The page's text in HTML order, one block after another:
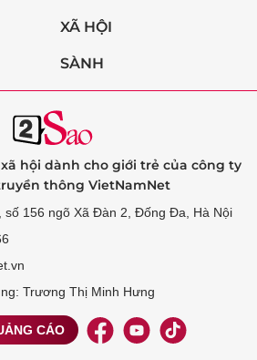
XÃ HỘI
SÀNH
hội dành cho giới trẻ của công ty
thông VietNamNet
số 156 ngõ Xã Đàn 2, Đống Đa, Hà Nội
Trương Thị Minh Hưng
CÁO